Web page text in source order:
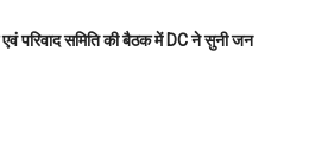
परिवाद समिति की बैठक में DC ने सुनी जन